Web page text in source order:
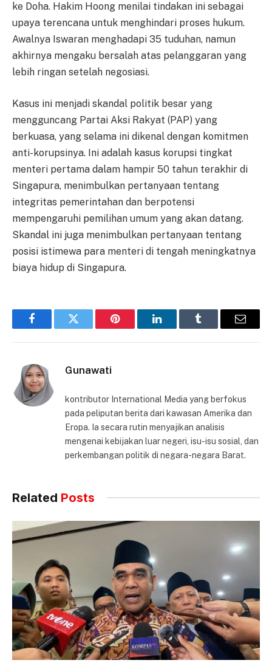
ke Doha. Hakim Hoong menilai tindakan ini sebagai
upaya terencana untuk menghindari proses hukum.
Awalnya Iswaran menghadapi 35 tuduhan, namun
akhirnya mengaku bersalah atas pelanggaran yang
lebih ringan setelah negosiasi.
Kasus ini menjadi skandal politik besar yang
mengguncang Partai Aksi Rakyat (PAP) yang
berkuasa, yang selama ini dikenal dengan komitmen
anti-korupsinya. Ini adalah kasus korupsi tingkat
menteri pertama dalam hampir 50 tahun terakhir di
Singapura, menimbulkan pertanyaan tentang
integritas pemerintahan dan berpotensi
mempengaruhi pemilihan umum yang akan datang.
Skandal ini juga menimbulkan pertanyaan tentang
posisi istimewa para menteri di tengah meningkatnya
biaya hidup di Singapura.
FacebookTwitter Pinterest LinkedInTumblr Email
Gunawati
kontributor International Media yang berfokus
pada peliputan berita dari kawasan Amerika dan
Eropa. Ia secara rutin menyajikan analisis
mengenai kebijakan luar negeri, isu-isu sosial, dan
perkembangan politik di negara-negara Barat.
Related Posts